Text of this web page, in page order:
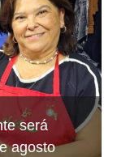
será
agosto
de
câncer
pela